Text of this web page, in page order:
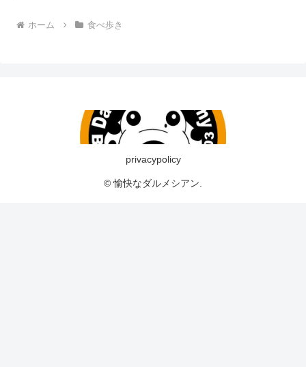
ホーム 食べ歩き
privacypolicy
© 愉快なダルメシアン.